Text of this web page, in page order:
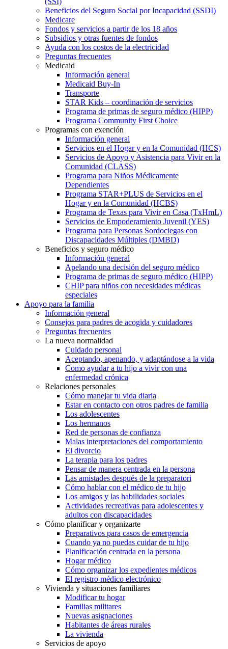
Beneficios del Seguro Social por Incapacidad (SSDI)
Medicare
Fondos y servicios a partir de los 18 años
Subsidios y otras fuentes de fondos
Ayuda con los costos de la electricidad
Preguntas frecuentes
Medicaid
Información general
Medicaid Buy-In
Transporte
STAR Kids – coordinación de servicios
Programa de primas de seguro médico (HIPP)
Programa Community First Choice
Programas con exención
Información general
Servicios en el Hogar y en la Comunidad (HCS)
Servicios de Apoyo y Asistencia para Vivir en la
Comunidad (CLASS)
Programa para Niños Médicamente
Dependientes
Programa STAR+PLUS de Servicios en el
Hogar y en la Comunidad (HCBS)
Programa de Texas para Vivir en Casa (TxHmL)
Servicios de Empoderamiento Juvenil (YES)
Programa para Personas Sordociegas con
Discapacidades Múltiples (DMBD)
Beneficios y seguro médico
Información general
Apelando una decisión del seguro médico
Programa de primas de seguro médico (HIPP)
CHIP para niños con necesidades médicas
especiales
Apoyo para la familia
Información general
Consejos para padres de acogida y cuidadores
Preguntas frecuentes
La nueva normalidad
Cuidado personal
Aceptando, apenando, y adaptándose a la vida
Como ayudar a tu hijo a vivir con una
enfermedad crónica
Relaciones personales
Cómo manejar tu vida diaria
Estar en contacto con otros padres de familia
Los adolescentes
Los hermanos
Red de personas de confianza
Malas interpretaciones del comportamiento
El divorcio
La terapia para los padres
Pensar de manera centrada en la persona
Las amistades después de la preparatori
Cómo hablar con el médico de tu hijo
Los amigos y las habilidades sociales
Actividades recreativas para adolescentes y
adultos con discapacidades
Cómo planificar y organizarte
Preparativos para casos de emergencia
Cuando ya no puedas cuidar de tu hijo
Planificación centrada en la persona
Hogar médico
Cómo organizar los expedientes médicos
El registro médico electrónico
Vivienda y situaciones familiares
Modificar tu hogar
Familias militares
Nuevas asignaciones
Habitantes de áreas rurales
La vivienda
Servicios de apoyo